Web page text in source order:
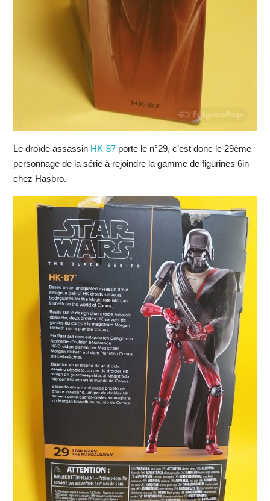
Le droïde assassinHK-87porte le n°29, c’est donc le 29ème
personnage de la série à rejoindre la gamme de figurines 6in
chez Hasbro.